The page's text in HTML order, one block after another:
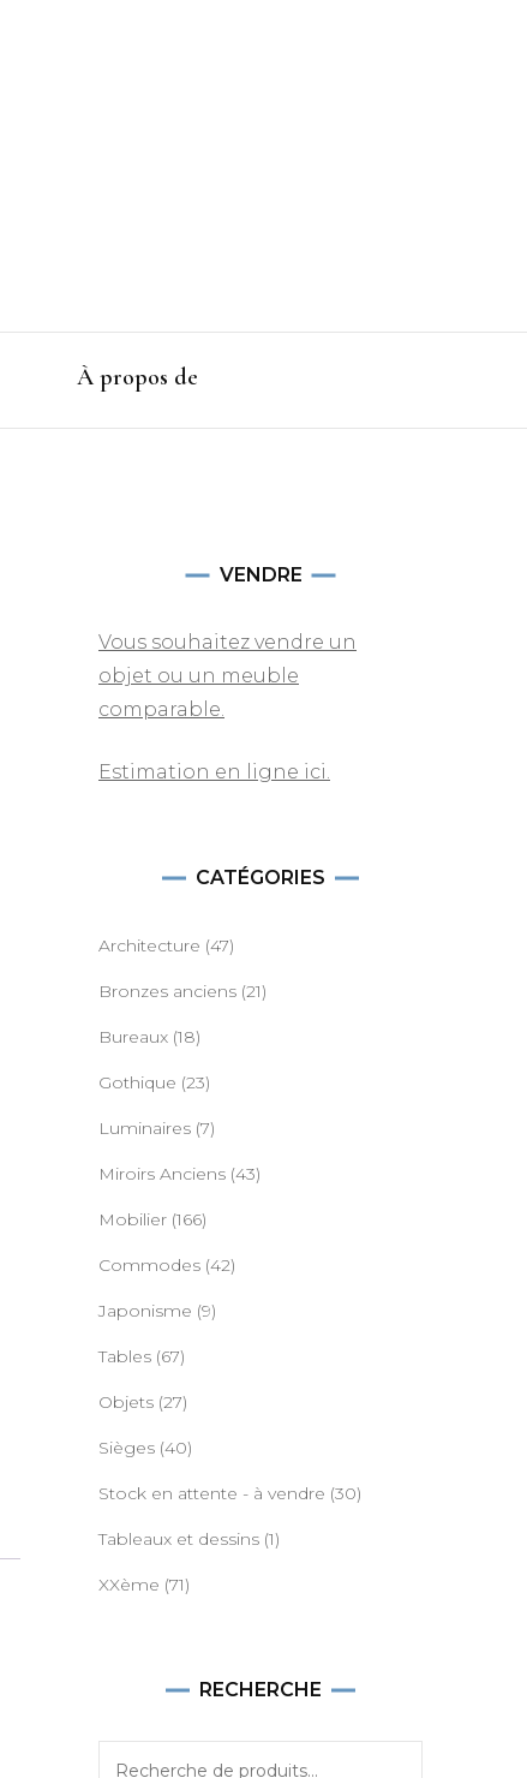
À propos de
VENDRE
Vous souhaitez vendre un
objet ou un meuble
comparable.
Estimation en ligne ici.
CATÉGORIES
Architecture (47)
Bronzes anciens (21)
Bureaux (18)
Gothique (23)
Luminaires (7)
Miroirs Anciens (43)
Mobilier (166)
Commodes (42)
Japonisme (9)
Tables (67)
Objets (27)
Sièges (40)
Stock en attente - à vendre (30)
Tableaux et dessins (1)
XXème (71)
RECHERCHE